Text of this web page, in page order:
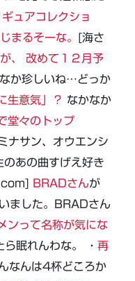
ギュアコレクショ
まるそーな。
[海さ
、 改めて１２月予
か珍しいね…どっか
生意気」？ なかなか
堂々のトップ
ナサン、オウエンシ
あの曲すげえ好き
BRADさんが
ました。BRADさん
ンって名称が気にな
眠れんわな。 ・ 再
なんは4杯どころか